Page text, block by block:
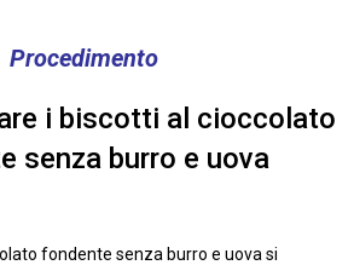
Procedimento
i biscotti al cioccolato
senza burro e uova
fondente senza burro e uova si